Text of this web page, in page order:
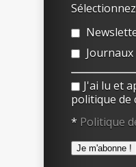
J'ai lu et
politique de
* Politique